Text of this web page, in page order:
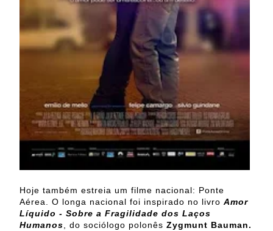
Hoje também estreia um filme nacional: Ponte
Aérea. O longa nacional foi inspirado no livro Amor
Líquido - Sobre a Fragilidade dos Laços
Humanos , do sociólogo polonês Zygmunt Bauman.